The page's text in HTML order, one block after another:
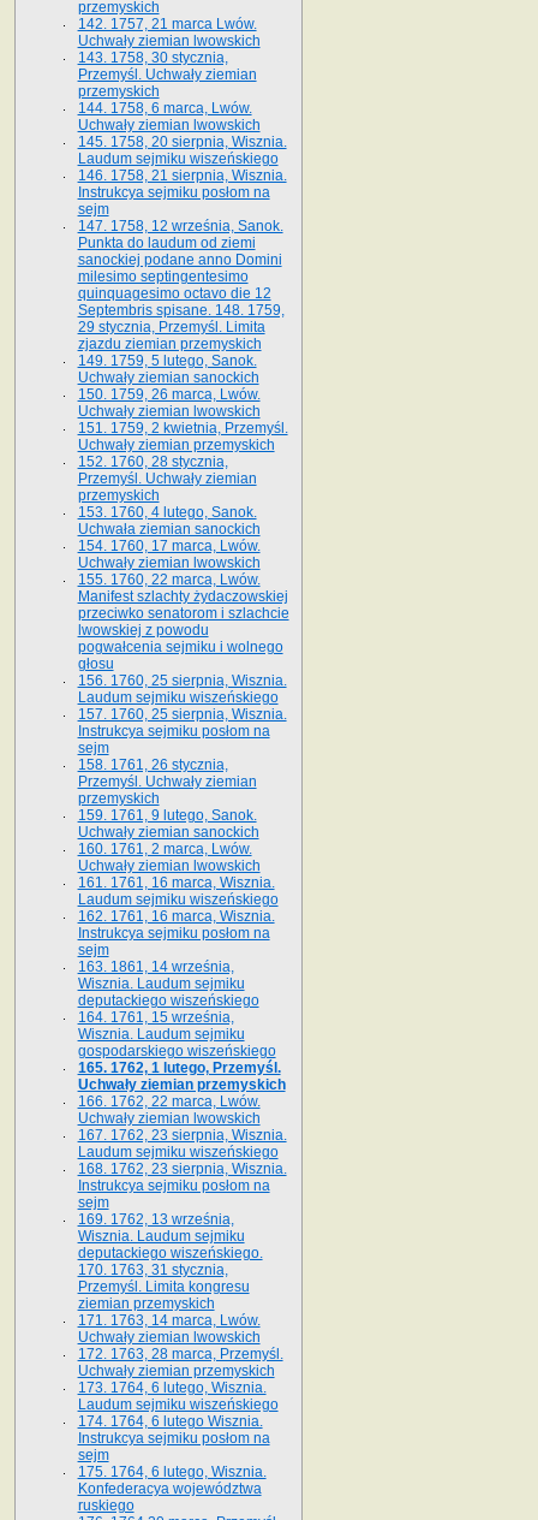
przemyskich
142. 1757, 21 marca Lwów.
Uchwały ziemian lwowskich
143. 1758, 30 stycznia,
Przemyśl. Uchwały ziemian
przemyskich
144. 1758, 6 marca, Lwów.
Uchwały ziemian lwowskich
145. 1758, 20 sierpnia, Wisznia.
Laudum sejmiku wiszeńskiego
146. 1758, 21 sierpnia, Wisznia.
Instrukcya sejmiku posłom na
sejm
147. 1758, 12 września, Sanok.
Punkta do laudum od ziemi
sanockiej podane anno Domini
milesimo septingentesimo
quinquagesimo octavo die 12
Septembris spisane. 148. 1759,
29 stycznia, Przemyśl. Limita
zjazdu ziemian przemyskich
149. 1759, 5 lutego, Sanok.
Uchwały ziemian sanockich
150. 1759, 26 marca, Lwów.
Uchwały ziemian lwowskich
151. 1759, 2 kwietnia, Przemyśl.
Uchwały ziemian przemyskich
152. 1760, 28 stycznia,
Przemyśl. Uchwały ziemian
przemyskich
153. 1760, 4 lutego, Sanok.
Uchwała ziemian sanockich
154. 1760, 17 marca, Lwów.
Uchwały ziemian lwowskich
155. 1760, 22 marca, Lwów.
Manifest szlachty żydaczowskiej
przeciwko senatorom i szlachcie
lwowskiej z po­wodu
pogwałcenia sejmiku i wolnego
głosu
156. 1760, 25 sierpnia, Wisznia.
Laudum sejmiku wiszeńskiego
157. 1760, 25 sierpnia, Wisznia.
Instrukcya sejmiku posłom na
sejm
158. 1761, 26 stycznia,
Przemyśl. Uchwały ziemian
przemyskich
159. 1761, 9 lutego, Sanok.
Uchwały ziemian sanockich
160. 1761, 2 marca, Lwów.
Uchwały ziemian lwowskich
161. 1761, 16 marca, Wisznia.
Laudum sejmiku wiszeńskiego
162. 1761, 16 marca, Wisznia.
Instrukcya sejmiku posłom na
sejm
163. 1861, 14 września,
Wisznia. Laudum sejmiku
deputackiego wiszeńskiego
164. 1761, 15 września,
Wisznia. Laudum sejmiku
gospodarskiego wiszeńskiego
165. 1762, 1 lutego, Przemyśl.
Uchwały ziemian przemyskich
166. 1762, 22 marca, Lwów.
Uchwały ziemian lwowskich
167. 1762, 23 sierpnia, Wisznia.
Laudum sejmiku wiszeńskiego
168. 1762, 23 sierpnia, Wisznia.
Instrukcya sejmiku posłom na
sejm
169. 1762, 13 września,
Wisznia. Laudum sejmiku
deputackiego wiszeńskiego.
170. 1763, 31 stycznia,
Przemyśl. Limita kongresu
ziemian przemyskich
171. 1763, 14 marca, Lwów.
Uchwały ziemian lwowskich
172. 1763, 28 marca, Przemyśl.
Uchwały ziemian przemyskich
173. 1764, 6 lutego, Wisznia.
Laudum sejmiku wiszeńskiego
174. 1764, 6 lutego Wisznia.
Instrukcya sejmiku posłom na
sejm
175. 1764, 6 lutego, Wisznia.
Konfederacya województwa
ruskiego